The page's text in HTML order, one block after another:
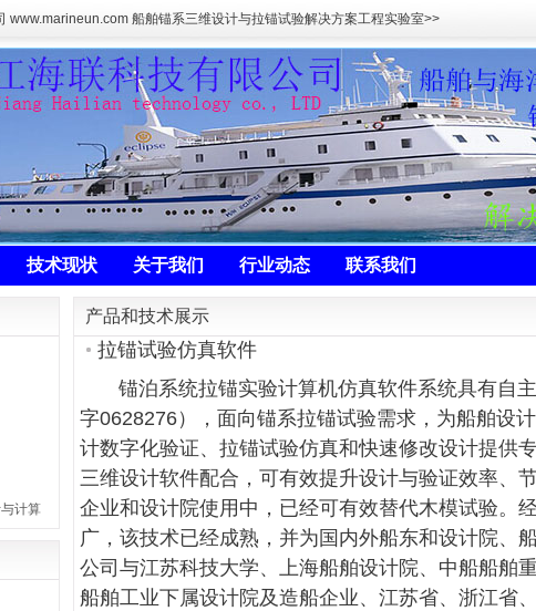
www.marineun.com 船舶锚系三维设计与拉锚试验解决方案工程实验室>>
技术现状 关于我们 行业动态 联系我们
计算
产品和技术展示
拉锚试验仿真软件
锚泊系统拉锚实验计算机仿真软件系统具有自主
字0628276），面向锚系拉锚试验需求，为船舶设
计数字化验证、拉锚试验仿真和快速修改设计提供
三维设计软件配合，可有效提升设计与验证效率、
企业和设计院使用中，已经可有效替代木模试验。
广，该技术已经成熟，并为国内外船东和设计院、
公司与江苏科技大学、上海船舶设计院、中船船舶
船舶工业下属设计院及造船企业、江苏省、浙江省